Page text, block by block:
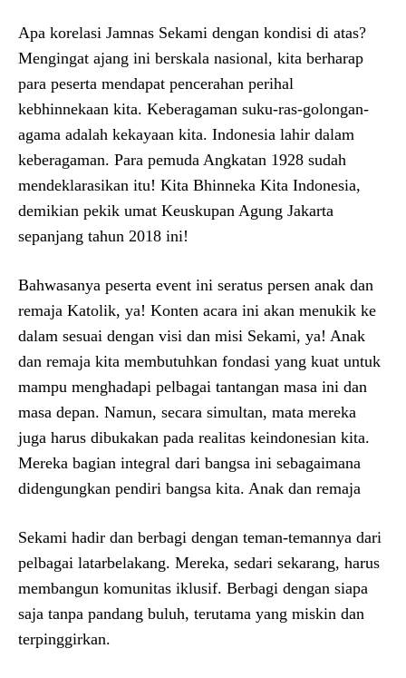
Apa korelasi Jamnas Sekami dengan kondisi di atas?
Mengingat ajang ini berskala nasional, kita berharap
para peserta mendapat pencerahan perihal
kebhinnekaan kita. Keberagaman suku-ras-golongan-
agama adalah kekayaan kita. Indonesia lahir dalam
keberagaman. Para pemuda Angkatan 1928 sudah
mendeklarasikan itu! Kita Bhinneka Kita Indonesia,
demikian pekik umat Keuskupan Agung Jakarta
sepanjang tahun 2018 ini!
Bahwasanya peserta event ini seratus persen anak dan
remaja Katolik, ya! Konten acara ini akan menukik ke
dalam sesuai dengan visi dan misi Sekami, ya! Anak
dan remaja kita membutuhkan fondasi yang kuat untuk
mampu menghadapi pelbagai tantangan masa ini dan
masa depan. Namun, secara simultan, mata mereka
juga harus dibukakan pada realitas keindonesian kita.
Mereka bagian integral dari bangsa ini sebagaimana
didengungkan pendiri bangsa kita. Anak dan remaja
Sekami hadir dan berbagi dengan teman-temannya dari
pelbagai latarbelakang. Mereka, sedari sekarang, harus
membangun komunitas iklusif. Berbagi dengan siapa
saja tanpa pandang buluh, terutama yang miskin dan
terpinggirkan.